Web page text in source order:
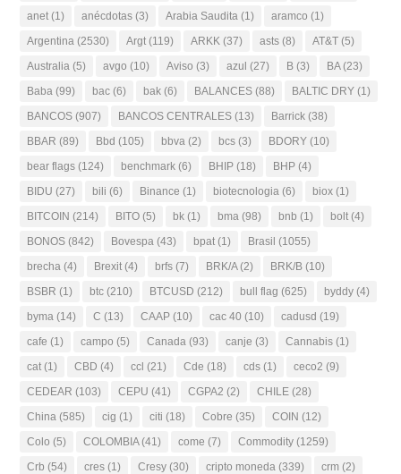
anet (1) anécdotas (3) Arabia Saudita (1) aramco (1)
Argentina (2530) Argt (119) ARKK (37) asts (8) AT&T (5)
Australia (5) avgo (10) Aviso (3) azul (27) B (3) BA(23)
Baba (99) bac (6) bak (6) BALANCES (88) BALTIC DRY (1)
BANCOS (907) BANCOS CENTRALES (13) Barrick (38)
BBAR (89) Bbd (105) bbva (2) bcs (3) BDORY (10)
bear flags (124) benchmark (6) BHIP (18) BHP (4)
BIDU (27) bili (6) Binance (1) biotecnologia (6) biox (1)
BITCOIN (214) BITO (5) bk (1) bma (98) bnb (1) bolt (4)
BONOS (842) Bovespa (43) bpat (1) Brasil (1055)
brecha (4) Brexit (4) brfs (7) BRK/A(2) BRK/B (10)
BSBR (1) btc (210) BTCUSD (212) bull flag (625) byddy (4)
byma (14) C (13) CAAP (10) cac 40 (10) cadusd (19)
cafe (1) campo (5) Canada (93) canje (3) Cannabis (1)
cat (1) CBD (4) ccl (21) Cde (18) cds (1) ceco2 (9)
CEDEAR (103) CEPU (41) CGPA2 (2) CHILE (28)
China (585) cig (1) citi (18) Cobre (35) COIN (12)
Colo (5) COLOMBIA(41) come (7) Commodity (1259)
Crb (54) cres (1) Cresy (30) cripto moneda (339) crm (2)